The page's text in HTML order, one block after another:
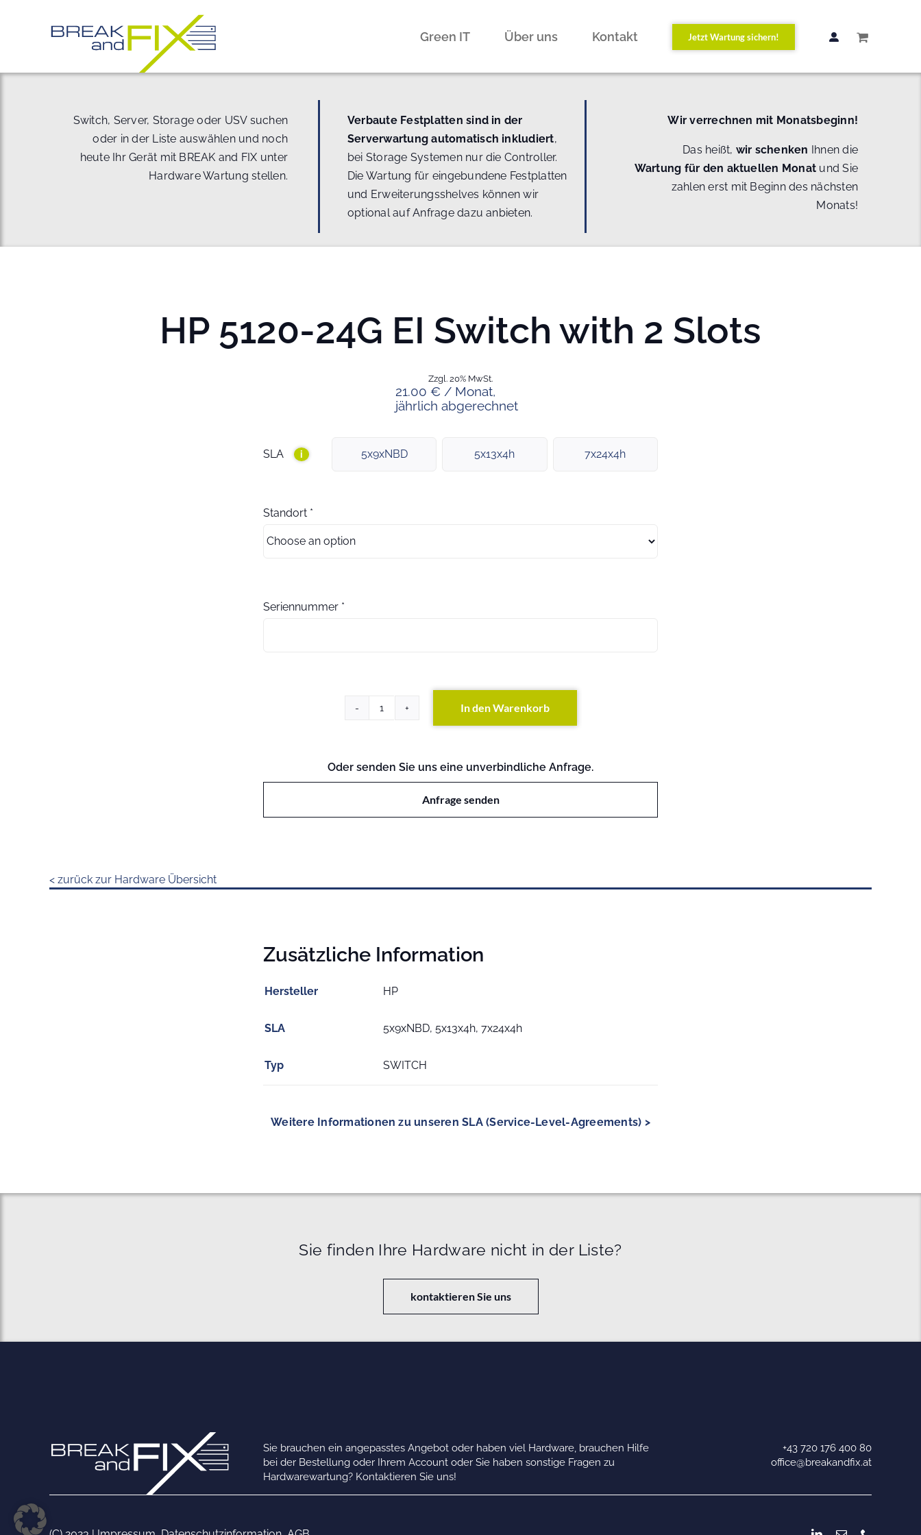
Green IT Über uns Kontakt Jetzt Wartung sichern!
Switch, Server, Storage oder USV suchen
oder in der Liste auswählen und noch
heute Ihr Gerät mit BREAK and FIX unter
Hardware Wartung stellen.
Verbaute Festplatten sind in der
Serverwartung automatisch inkludiert,
bei Storage Systemen nur die Controller.
Die Wartung für eingebundene Festplatten
und Erweiterungsshelves können wir
optional auf Anfrage dazu anbieten.
Wir verrechnen mit Monatsbeginn!
Das heißt, wir schenken Ihnen die
Wartung für den aktuellen Monat und Sie
zahlen erst mit Beginn des nächsten
Monats!
HP 5120-24G EI Switch with 2 Slots
21.00 € / Monat,
jährlich abgerechnet
Zzgl. 20% MwSt.
SLA i 5x9xNBD 5x13x4h 7x24x4h
Standort *
Seriennummer *
HP
Switch
Slots
In den Warenkorb
Oder senden Sie uns eine unverbindliche Anfrage.
Anfrage senden
< zurück zur Hardware Übersicht
Zusätzliche Information
Hersteller HP
SLA 5x9xNBD, 5x13x4h, 7x24x4h
Typ SWITCH
Weitere Informationen zu unseren SLA (Service-Level-Agreements) >
Sie finden Ihre Hardware nicht in der Liste?
kontaktieren Sie uns
Sie brauchen ein angepasstes Angebot oder haben viel Hardware, brauchen Hilfe
bei der Bestellung oder Ihrem Account oder Sie haben sonstige Fragen zu
Hardwarewartung? Kontaktieren Sie uns!
+43 720 176 400 80
office@breakandfix.at